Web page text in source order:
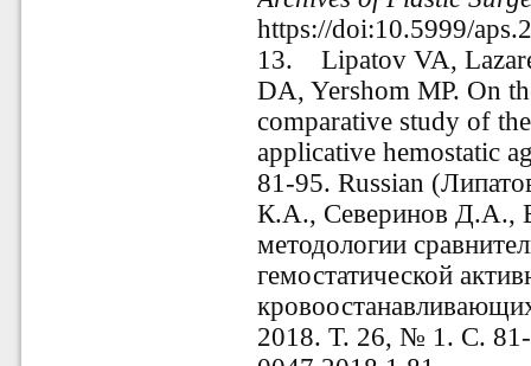
https://doi:10.5999/
13.
Lipatov VA,
DA, Yershom MP. On
comparative study of
applicative hemostatic
81-95. Russian
К.А., Северинов
методологии
гемостатической
2018. Т. 26, № 1. С.